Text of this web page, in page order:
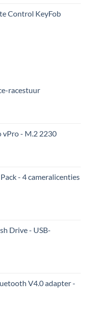
Control KeyFob
racestuur
vPro - M.2 2230
- 4 cameralicenties
Drive - USB-
V4.0 adapter -